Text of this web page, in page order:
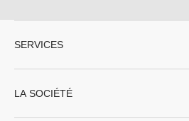
SERVICES
LA SOCIÉTÉ